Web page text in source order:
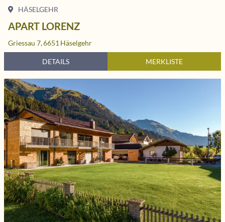
HÄSELGEHR
APART LORENZ
Griessau 7,6651 Häselgehr
DETAILS MERKLISTE